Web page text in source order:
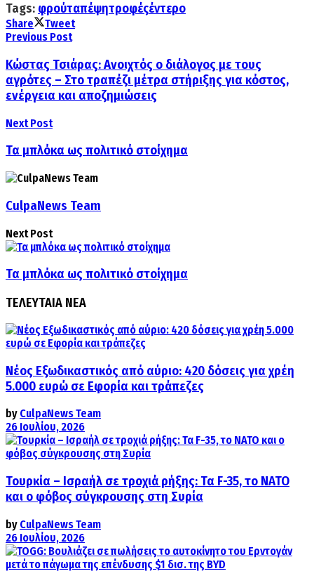
Tags: φρούταπέψητροφέςέντερο
Share
Tweet
Previous Post
Κώστας Τσιάρας: Ανοιχτός ο διάλογος με τους
αγρότες – Στο τραπέζι μέτρα στήριξης για κόστος,
ενέργεια και αποζημιώσεις
Next Post
Τα μπλόκα ως πολιτικό στοίχημα
CulpaNews Team
Next Post
Τα μπλόκα ως πολιτικό στοίχημα
ΤΕΛΕΥΤΑΙΑ ΝΕΑ
Νέος Εξωδικαστικός από αύριο: 420 δόσεις για χρέη
5.000 ευρώ σε Εφορία και τράπεζες
by CulpaNews Team
26 Ιουλίου, 2026
Τουρκία – Ισραήλ σε τροχιά ρήξης: Τα F-35, το ΝΑΤΟ
και ο φόβος σύγκρουσης στη Συρία
by CulpaNews Team
26 Ιουλίου, 2026